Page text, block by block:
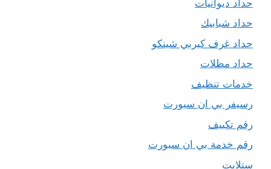
حداد ديوانيات
حداد شبابيك
حداد غرف كيربي شينكو
حداد مظلات
خدمات تنظيف
رسيفر بي ان سبورت
رقم تكييف
رقم خدمة بي ان سبورت
ستلايت